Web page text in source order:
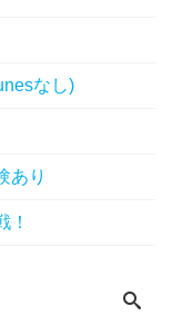
なし)
あり
！